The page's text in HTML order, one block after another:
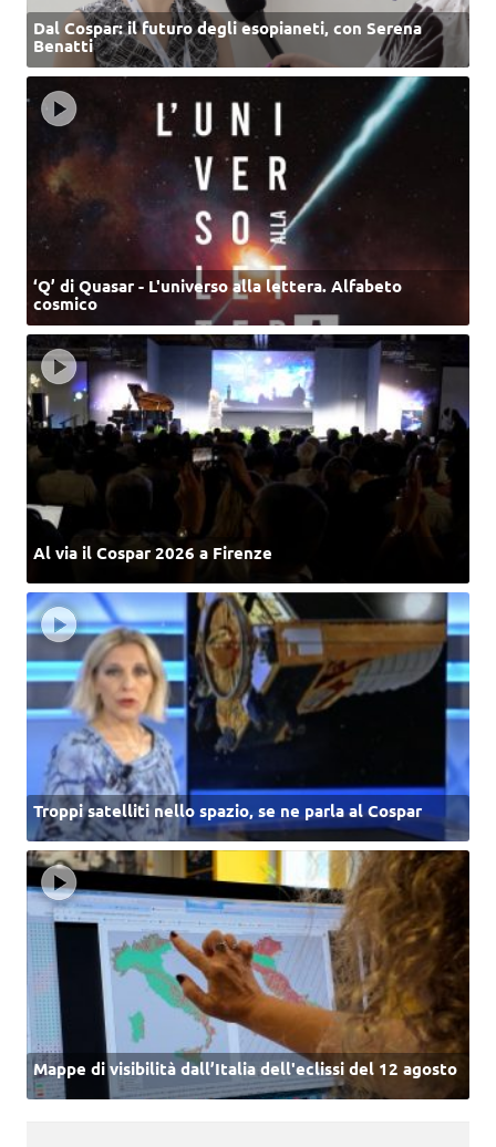
Dal Cospar: il futuro degli esopianeti, con Serena
Benatti
‘Q’ di Quasar - L'universo alla lettera. Alfabeto
cosmico
Al via il Cospar 2026 a Firenze
Troppi satelliti nello spazio, se ne parla al Cospar
Mappe di visibilità dall’Italia dell'eclissi del 12 agosto